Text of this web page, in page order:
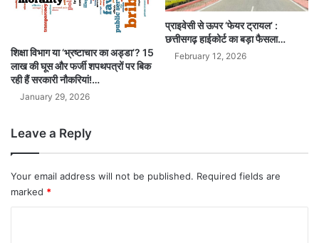
शिक्षा विभाग या ‘भ्रष्टाचार का अड्डा’? 15
लाख की घूस और फर्जी शपथपत्रों पर बिक
रही हैं सरकारी नौकरियां!…
January 29, 2026
प्राइवेसी से ऊपर ‘फेयर ट्रायल’ :
छत्तीसगढ़ हाईकोर्ट का बड़ा फैसला…
February 12, 2026
Leave a Reply
Your email address will not be published. Required fields are
marked *